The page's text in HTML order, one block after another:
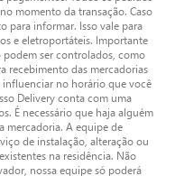
momento da transação. Caso
para informar. Isso vale para
e eletroportáteis. Importante
ser controlados, como
recebimento das mercadorias
no horário que você
Delivery conta com uma
É necessário que haja alguém
mercadoria. A equipe de
de instalação, alteração ou
na residência. Não
nossa equipe só poderá